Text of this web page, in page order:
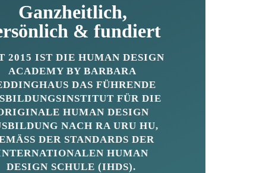
Ganzheitlich,
& fundiert
2015 IST DIE HUMAN DESIGN
ACADEMY BY BARBARA
DAS FÜHRENDE
FÜR DIE
HUMAN DESIGN
NACH RA URU HU,
DER STANDARDS DER I
HUMAN D
ESIGN SCHULE (IHDS).